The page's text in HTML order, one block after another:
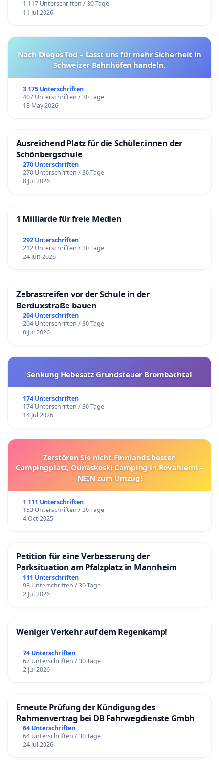
1 117 Unterschriften / 30 Tage
11 Jul 2026
Nach Diegos Tod – Lasst uns für mehr Sicherheit in
Schweizer Bahnhöfen handeln.
3 175 Unterschriften
407 Unterschriften / 30 Tage
13 May 2026
Ausreichend Platz für die Schüler.innen der
Schönbergschule
270 Unterschriften
270 Unterschriften / 30 Tage
8 Jul 2026
1 Milliarde für freie Medien
292 Unterschriften
212 Unterschriften / 30 Tage
24 Jun 2026
Zebrastreifen vor der Schule in der
Berduxstraße bauen
204 Unterschriften
204 Unterschriften / 30 Tage
8 Jul 2026
Senkung Hebesatz Grundsteuer Brombachtal
174 Unterschriften
174 Unterschriften / 30 Tage
14 Jul 2026
Zerstören Sie nicht Finnlands besten
Campingplatz, Ounaskoski Camping in Rovaniemi –
NEIN zum Umzug!
1 111 Unterschriften
153 Unterschriften / 30 Tage
4 Oct 2025
Petition für eine Verbesserung der
Parksituation am Pfalzplatz in Mannheim
111 Unterschriften
93 Unterschriften / 30 Tage
2 Jul 2026
Weniger Verkehr auf dem Regenkamp!
74 Unterschriften
67 Unterschriften / 30 Tage
2 Jul 2026
Erneute Prüfung der Kündigung des
Rahmenvertrag bei DB Fahrwegdienste Gmbh
64 Unterschriften
64 Unterschriften / 30 Tage
24 Jul 2026